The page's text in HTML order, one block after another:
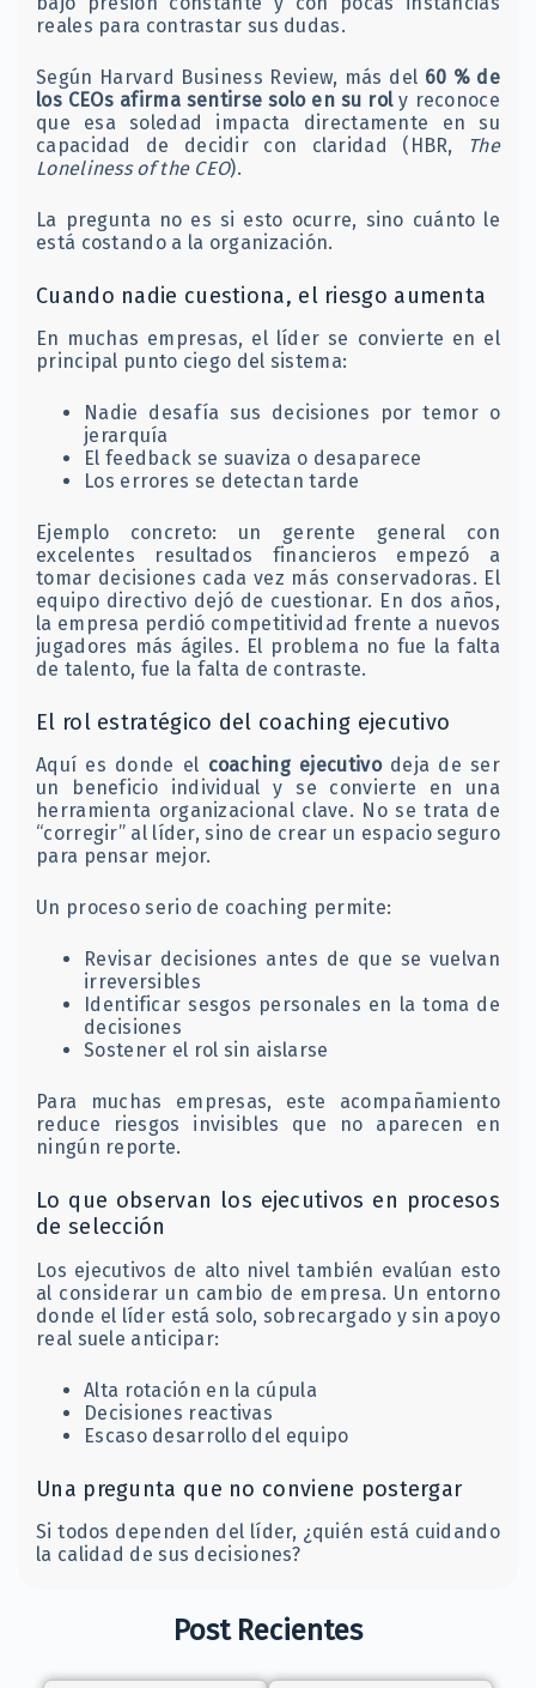
reales para contrastar sus dudas.
Según Harvard Business Review, más del 60 % de
los CEOs afirma sentirse solo en su roly reconoce
que esa soledad impacta directamente en su
capacidad de decidir con claridad (HBR,
The
Loneliness of the CEO).
La pregunta no es si esto ocurre, sino cuánto le
está costando a la organización.
Cuando nadie cuestiona, el riesgo aumenta
En muchas empresas, el líder se convierte en el
principal punto ciego del sistema:
Nadie desafía sus decisiones por temor o
jerarquía
El feedback se suaviza o desaparece
Los errores se detectan tarde
Ejemplo concreto: un gerente general con
excelentes resultados financieros empezó a
tomar decisiones cada vez más conservadoras. El
equipo directivo dejó de cuestionar. En dos años,
la empresa perdió competitividad frente a nuevos
jugadores más ágiles. El problema no fue la falta
de talento, fue la falta de contraste.
El rol estratégico del coaching ejecutivo
Aquí es donde el coaching ejecutivodeja de ser
un beneficio individual y se convierte en una
herramienta organizacional clave. No se trata de
“corregir” al líder, sino de crear un espacio seguro
para pensar mejor.
Un proceso serio de coaching permite:
Revisar decisiones antes de que se vuelvan
irreversibles
Identificar sesgos personales en la toma de
decisiones
Sostener el rol sin aislarse
Para muchas empresas, este acompañamiento
reduce riesgos invisibles que no aparecen en
ningún reporte.
Lo que observan los ejecutivos en procesos
de selección
Los ejecutivos de alto nivel también evalúan esto
al considerar un cambio de empresa. Un entorno
donde el líder está solo, sobrecargado y sin apoyo
real suele anticipar:
Alta rotación en la cúpula
Decisiones reactivas
Escaso desarrollo del equipo
Una pregunta que no conviene postergar
Si todos dependen del líder, ¿quién está cuidando
la calidad de sus decisiones?
Post Recientes